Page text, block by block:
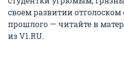
своем развитии отголоском
прошлого — читайте в
из V1.RU.